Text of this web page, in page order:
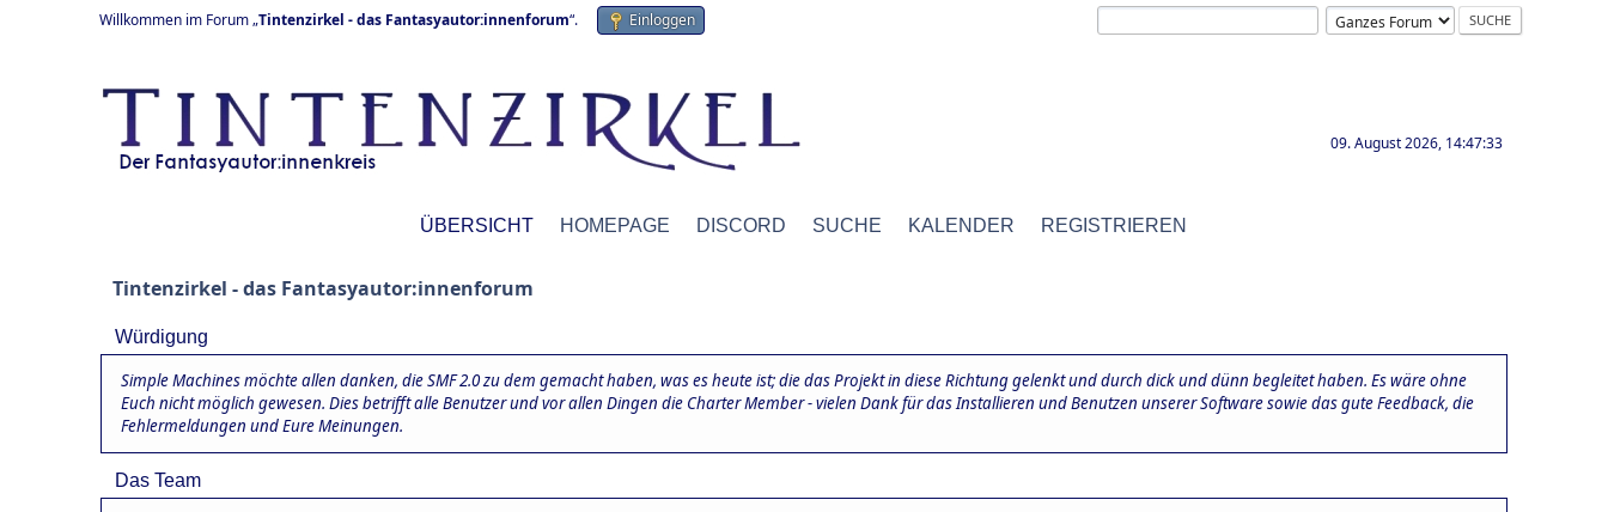
Willkommen im Forum „Tintenzirkel - das Fantasyautor:innenforum“. Einloggen
09. August 2026, 14:47:33
ÜBERSICHT HOMEPAGE DISCORD SUCHE KALENDER REGISTRIEREN
Tintenzirkel - das Fantasyautor:innenforum
Würdigung
Simple Machines möchte allen danken, die SMF 2.0 zu dem gemacht haben, was es heute ist; die das Projekt in diese Richtung gelenkt und durch dick und dünn begleitet haben. Es wäre ohne
Euch nicht möglich gewesen. Dies betrifft alle Benutzer und vor allen Dingen die Charter Member - vielen Dank für das Installieren und Benutzen unserer Software sowie das gute Feedback, die
Fehlermeldungen und Eure Meinungen.
Das Team